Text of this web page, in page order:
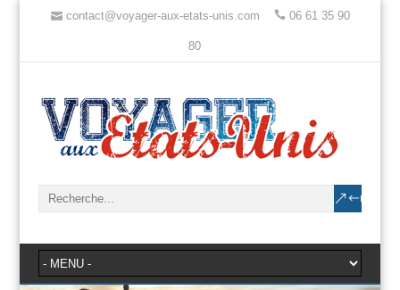
contact@voyager-aux-etats-unis.com 06 61 35 90
80